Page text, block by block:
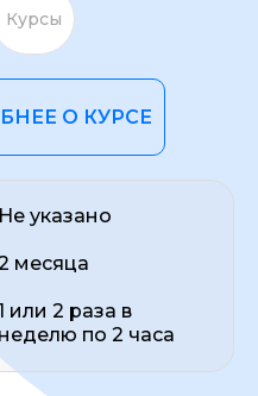
Курсы
О КУРСЕ
Не указано
месяца
или 2 раза в
неделю по 2 часа